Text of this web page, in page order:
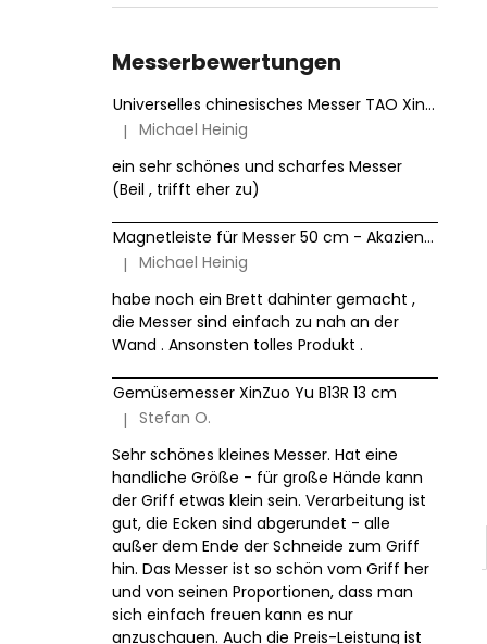
Messerbewertungen
Universelles chinesisches Messer TAO XinZuo Jiang B46D 18 cm
Die Produktbewertung beträgt 5 von 5 Sternen.
| Michael Heinig
ein sehr schönes und scharfes Messer
(Beil , trifft eher zu)
Magnetleiste für Messer 50 cm - Akazienholz HezHen
Die Produktbewertung beträgt 5 von 5 Sternen.
| Michael Heinig
habe noch ein Brett dahinter gemacht ,
die Messer sind einfach zu nah an der
Wand . Ansonsten tolles Produkt .
Gemüsemesser XinZuo Yu B13R 13 cm
Die Produktbewertung beträgt 5 von 5 Sternen.
| Stefan O.
Sehr schönes kleines Messer. Hat eine
handliche Größe - für große Hände kann
der Griff etwas klein sein. Verarbeitung ist
gut, die Ecken sind abgerundet - alle
außer dem Ende der Schneide zum Griff
hin. Das Messer ist so schön vom Griff her
und von seinen Proportionen, dass man
sich einfach freuen kann es nur
anzuschauen. Auch die Preis-Leistung ist